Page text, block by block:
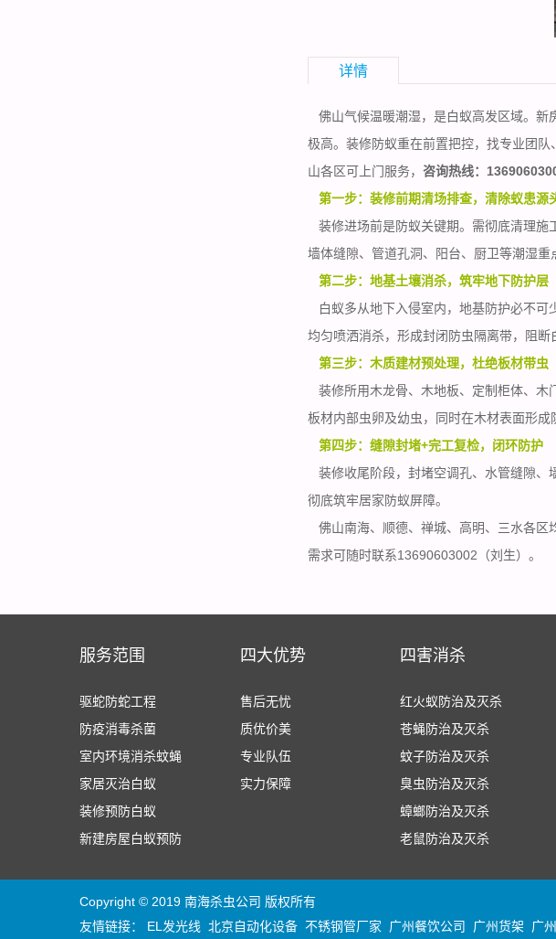
详情
佛山气候温暖潮湿，是白蚁高发区域。新
极高。装修防蚁重在前置把控，找专业团
山各区可上门服务， 咨询热线：
第一步：装修前期清场排查，清除蚁患源
装修进场前是防蚁关键期。需彻底清理施
墙体缝隙、管道孔洞、阳台、厨卫等潮湿重
第二步：地基土壤消杀，筑牢地下防护层
白蚁多从地下入侵室内，地基防护必不可
均匀喷洒消杀，形成封闭防虫隔离带，阻断
第三步：木质建材预处理，杜绝板材带虫
装修所用木龙骨、木地板、定制柜体、木
板材内部虫卵及幼虫，同时在木材表面形成
第四步：缝隙封堵+完工复检，闭环防护
装修收尾阶段，封堵空调孔、水管缝隙、
彻底筑牢居家防蚁屏障。
佛山南海、顺德、禅城、高明、三水各区
需求可随时联系13690603002（刘生）。
服务范围
驱蛇防蛇工程
防疫消毒杀菌
室内环境消杀蚊蝇
家居灭治白蚁
装修预防白蚁
新建房屋白蚁预防
四大优势
售后无忧
质优价美
专业队伍
实力保障
四害消杀
红火蚁防治及灭杀
苍蝇防治及灭杀
蚊子防治及灭杀
臭虫防治及灭杀
蟑螂防治及灭杀
老鼠防治及灭杀
Copyright © 2019 南海杀虫公司 版权所有
友情链接：
EL发光线 北京自动化设备 不锈钢管厂家 广州餐饮公司 广州货架 广